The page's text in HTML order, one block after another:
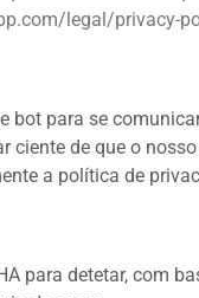
legal/privacy-
bot para se
ciente de que o
a política de
para detetar, com